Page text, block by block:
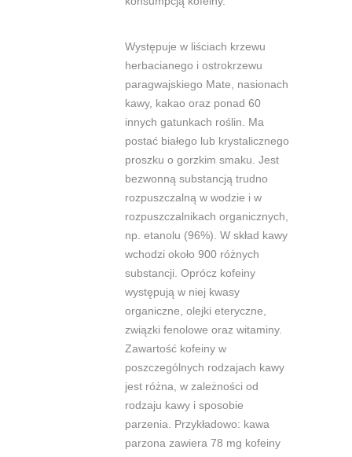
Występuje w liściach krzewu
herbacianego i ostrokrzewu
paragwajskiego Mate, nasionach
kawy, kakao oraz ponad 60
innych gatunkach roślin. Ma
postać białego lub krystalicznego
proszku o gorzkim smaku. Jest
bezwonną substancją trudno
rozpuszczalną w wodzie i w
rozpuszczalnikach organicznych,
np. etanolu (96%). W skład kawy
wchodzi około 900 różnych
substancji. Oprócz kofeiny
występują w niej kwasy
organiczne, olejki eteryczne,
związki fenolowe oraz witaminy.
Zawartość kofeiny w
poszczególnych rodzajach kawy
jest różna, w zależności od
rodzaju kawy i sposobie
parzenia. Przykładowo: kawa
parzona zawiera 78 mg kofeiny